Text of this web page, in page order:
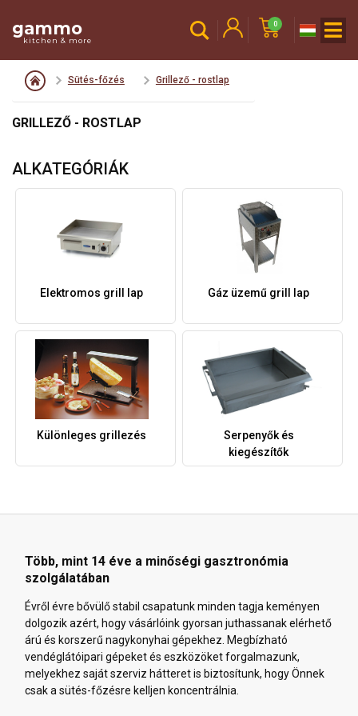
gammo
kitchen & more
0
Sütés-főzés Grillező - rostlap
GRILLEZŐ - ROSTLAP
ALKATEGÓRIÁK
Elektromos grill lap Gáz üzemű grill lap
Különleges grillezés
Serpenyők és
kiegészítők
Több, mint 14 éve a minőségi gasztronómia
szolgálatában
Évről évre bővülő stabil csapatunk minden tagja keményen
dolgozik azért, hogy vásárlóink gyorsan juthassanak elérhető
árú és korszerű nagykonyhai gépekhez. Megbízható
vendéglátóipari gépeket és eszközöket forgalmazunk,
melyekhez saját szerviz hátteret is biztosítunk, hogy Önnek
csak a sütés-főzésre kelljen koncentrálnia.